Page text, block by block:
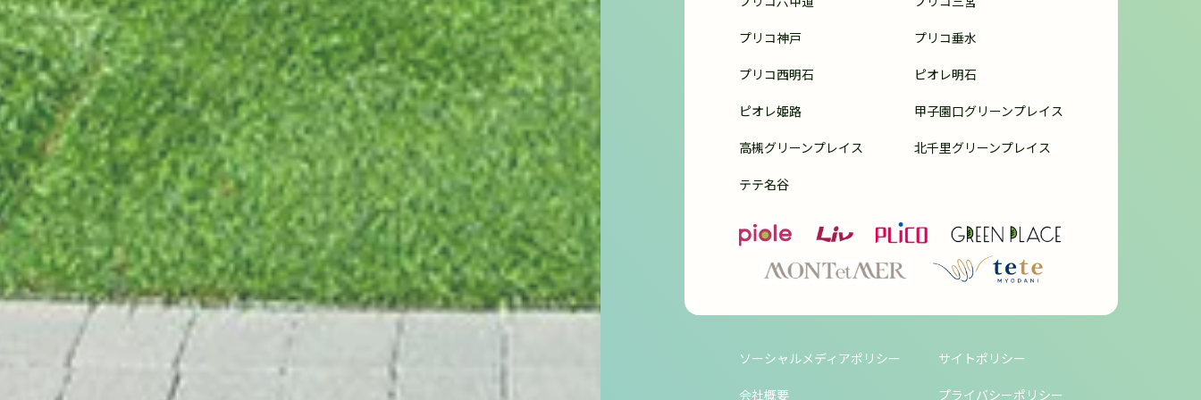
プリコ神戸 プリコ垂水
プリコ西明石 ピオレ明石
ピオレ姫路 甲子園口グリーンプレイス
高槻グリーンプレイス 北千里グリーンプレイス
テテ名谷
ソーシャルメディアポリシー サイトポリシー
会社概要 プライバシーポリシー